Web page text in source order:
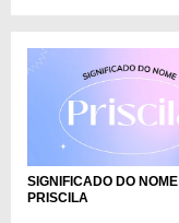
SIGNIFICADO DO NOME
PRISCILA